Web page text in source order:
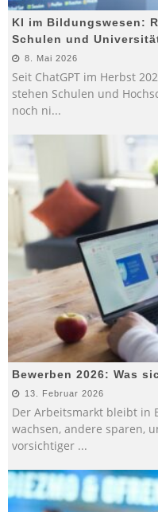
KI im Bildungswesen:
Schulen und
8. Mai 2026
Seit ChatGPT im Herbst
stehen Schulen und
noch ni...
Bewerben 2026: Was
13. Februar 2026
Der Arbeitsmarkt bleibt in
wachsen, andere sparen,
vorsichtiger ...